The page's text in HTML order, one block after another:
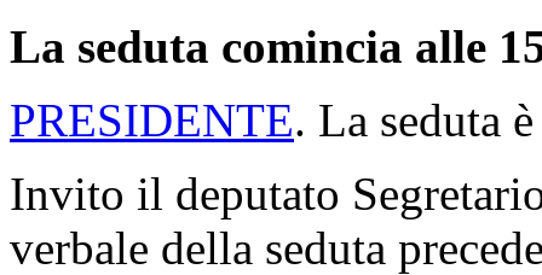
La seduta comincia alle
PRESIDENTE. La seduta
Invito il deputato
verbale della seduta